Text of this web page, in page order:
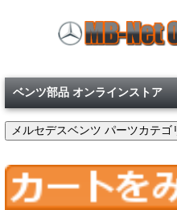
ベンツ部品 オンラインストア